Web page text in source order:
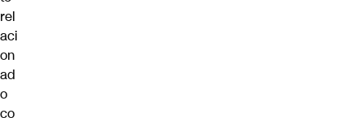
rel
aci
on
ad
o
co